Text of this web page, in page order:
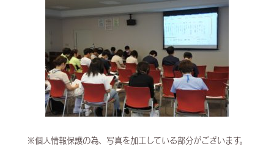
※個人情報保護の為、写真を加工している部分がございます。